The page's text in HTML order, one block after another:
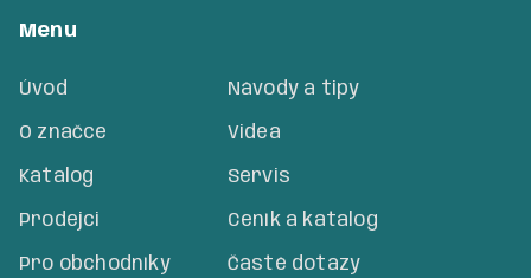
Menu
Úvod
O značce
Katalog
Prodejci
Pro obchodníky
Návody a tipy
Videa
Servis
Ceník a katalog
Časté dotazy